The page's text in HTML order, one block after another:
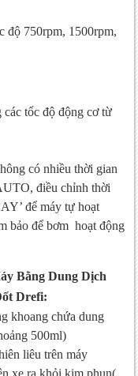
độ 750rpm, 1500rpm,
tốc độ động cơ từ
có nhiều thời gian
điều chỉnh thời
để máy tự hoạt
bảo để bơm hoạt động
Bằng Dung Dịch
Drefi:
khoang chứa dung
500ml)
liêu trên máy
xe ra khỏi kim phun(